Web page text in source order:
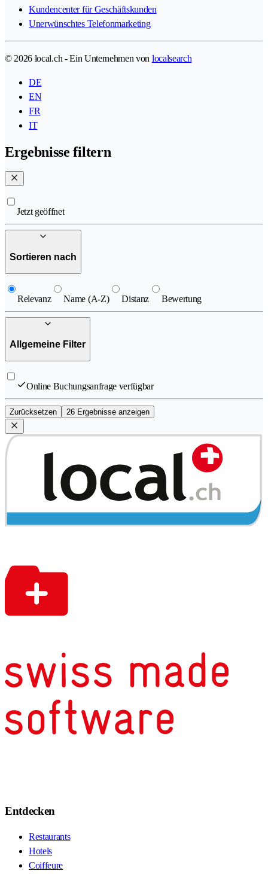
Kundencenter für Geschäftskunden
Unerwünschtes Telefonmarketing
© 2026 local.ch - Ein Unternehmen von localsearch
DE
EN
FR
IT
Ergebnisse filtern
Jetzt geöffnet
Sortieren nach
Relevanz Name (A-Z) Distanz Bewertung
Allgemeine Filter
Online Buchungsanfrage verfügbar
Zurücksetzen 26 Ergebnisse anzeigen
Entdecken
Restaurants
Hotels
Coiffeure